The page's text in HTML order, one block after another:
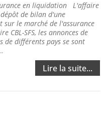
en liquidation L'affaire
dépôt de bilan d'une
sur le marché de l'assurance
CBL-SFS, les annonces de
de différents pays se sont
Lire la suite...